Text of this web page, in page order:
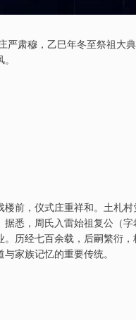
肃穆，乙巳年冬至祭祖大
前，仪式庄重祥和。土札
悉，周氏入雷始祖复公（
历经七百余载，后嗣繁衍
家族记忆的重要传统。